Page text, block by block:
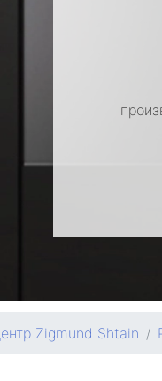
Zigmund Shtain